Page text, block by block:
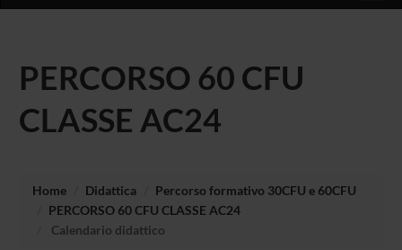
PERCORSO 60 CFU
CLASSE AC24
Home Didattica
Percorso formativo 30CFU e 60CFU
PERCORSO 60 CFU CLASSE AC24
Calendario didattico